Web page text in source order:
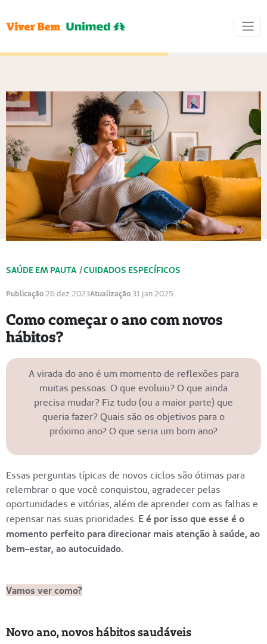
SAÚDE EM PAUTA /CUIDADOS ESPECÍFICOS
Publicação26 dez 2023Atualização31 jan 2025
Como começar o ano com novos
hábitos?
A virada do ano é um momento de reflexões para
muitas pessoas. O que evoluiu? O que ainda
precisa mudar? Fiz tudo (ou a maior parte) que
queria fazer? Quais são os objetivos para o
próximo ano? O que seria um bom ano?
Essas perguntas típicas de novos ciclos são ótimas para
relembrar o que você conquistou, agradecer pelas
oportunidades e vitórias, além de aprender com as falhas e
repensar nas suas prioridades. E é por isso que esse é o
momento perfeito para direcionar mais atenção à saúde, ao
bem-estar, ao autocuidado.
Vamos ver como?
Novo ano, novos hábitos saudáveis